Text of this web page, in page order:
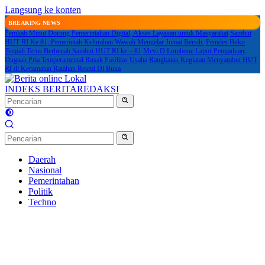
Langsung ke konten
BREAKING NEWS
Pemkab Minut Dorong Pemerintahan Digital, Akses Layanan untuk Masyarakat Sambut
HUT RI Ke 81, Pemerintah Kelurahan Wawali Mengelar Jumat Bersih
Pemdes Buku
Tengah Terus Berbenah Sambut HUT RI ke – 81 Mevi D Lombone Lapor Pengaduan,
Dugaan Pria Temperamental Rusak Fasilitas Usaha Rangkaian Kegiatan Menyambut HUT
RI di Kecamatan Ratahan Resmi Di Buka
INDEKS BERITAREDAKSI
Daerah
Nasional
Pemerintahan
Politik
Techno